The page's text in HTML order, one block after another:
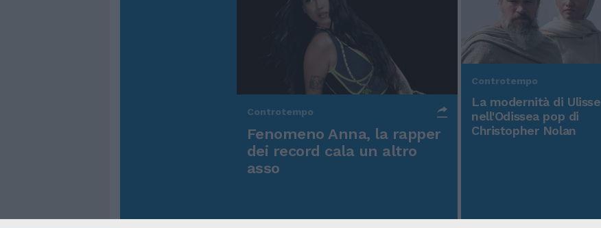
Controtempo
Fenomeno Anna, la rapper
dei record cala un altro
asso
Controtempo
La modernità di Ulisse
nell'Odissea pop di
Christopher Nolan